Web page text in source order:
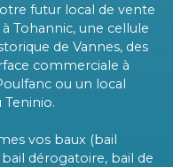
futur local de vente
Tohannic, une cellule
de Vannes, des
commerciale à
ou un local
vos baux (bail
dérogatoire, bail de